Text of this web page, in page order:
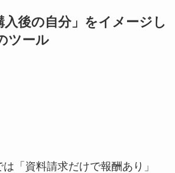
入後の自分」をイメージし
ツール
「資料請求だけで報酬あり」